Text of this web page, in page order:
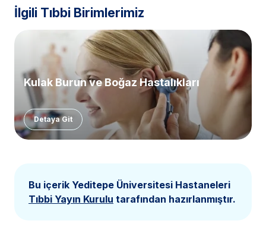
İlgili Tıbbi Birimlerimiz
Kulak Burun ve Boğaz Hastalıkları
Detaya Git
Bu içerik Yeditepe Üniversitesi Hastaneleri
Tıbbi Yayın Kurulu tarafından hazırlanmıştır.